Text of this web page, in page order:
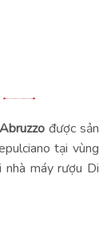
được sản
tại vùng
nhà máy rượu Di